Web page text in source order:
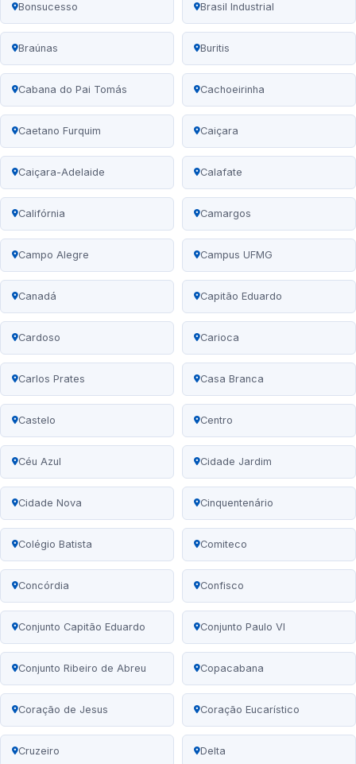
Bonsucesso Brasil Industrial
Braúnas Buritis
Cabana do Pai Tomás Cachoeirinha
Caetano Furquim Caiçara
Caiçara-Adelaide Calafate
Califórnia Camargos
Campo Alegre Campus UFMG
Canadá Capitão Eduardo
Cardoso Carioca
Carlos Prates Casa Branca
Castelo Centro
Céu Azul Cidade Jardim
Cidade Nova Cinquentenário
Colégio Batista Comiteco
Concórdia Confisco
Conjunto Capitão Eduardo Conjunto Paulo VI
Conjunto Ribeiro de Abreu Copacabana
Coração de Jesus Coração Eucarístico
Cruzeiro Delta